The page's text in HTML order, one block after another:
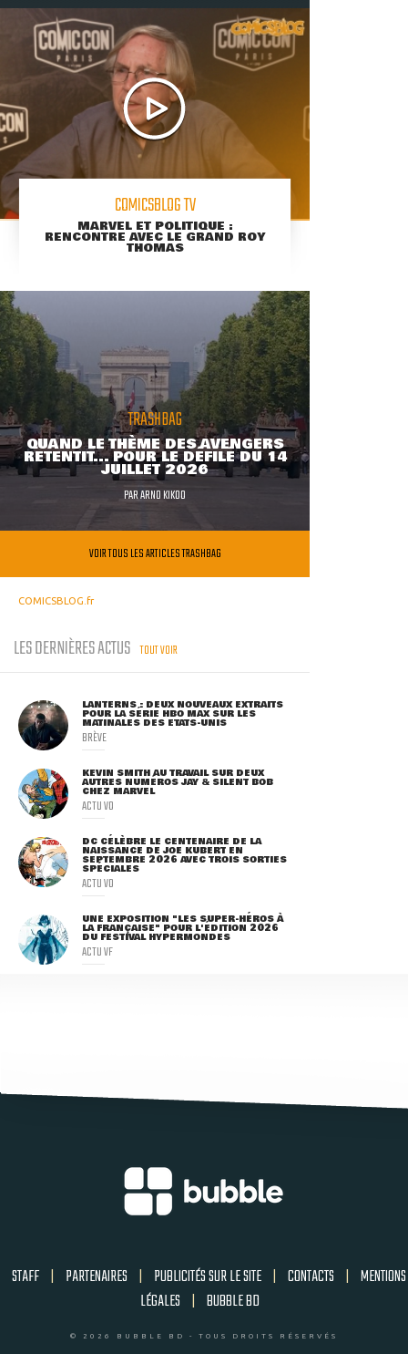
COMICSBLOG TV
MARVEL ET POLITIQUE :
RENCONTRE AVEC LE GRAND ROY
THOMAS
TRASHBAG
QUAND LE THÈME DES AVENGERS
RETENTIT... POUR LE DÉFILÉ DU 14
JUILLET 2026
PARARNO KIKOO
VOIR TOUS LES ARTICLES TRASHBAG
COMICSBLOG.fr
LES DERNIÈRES ACTUS TOUT VOIR
LANTERNS : DEUX NOUVEAUX EXTRAITS
POUR LA SÉRIE HBO MAX SUR LES
MATINALES DES ETATS-UNIS
BRÈVE
KEVIN SMITH AU TRAVAIL SUR DEUX
AUTRES NUMÉROS JAY & SILENT BOB
CHEZ MARVEL
ACTU VO
DC CÉLÈBRE LE CENTENAIRE DE LA
NAISSANCE DE JOE KUBERT EN
SEPTEMBRE 2026 AVEC TROIS SORTIES
SPÉCIALES
ACTU VO
UNE EXPOSITION "LES SUPER-HÉROS À
LA FRANÇAISE" POUR L'ÉDITION 2026
DU FESTIVAL HYPERMONDES
ACTU VF
STAFF | PARTENAIRES | PUBLICITÉS SUR LE SITE | CONTACTS | MENTIONS
LÉGALES | BUBBLE BD
© 2026 BUBBLE BD - TOUS DROITS RÉSERVÉS